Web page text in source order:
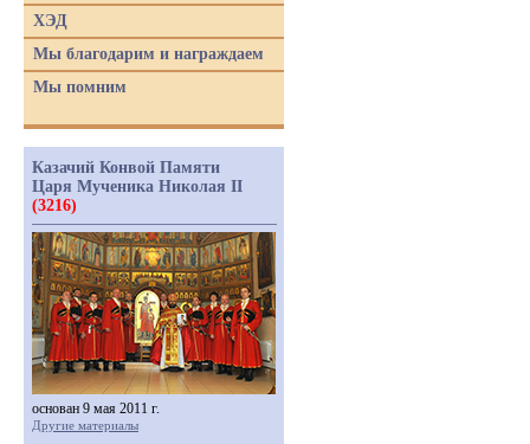
ХЭД
Мы благодарим и награждаем
Мы помним
Казачий Конвой Памяти
Царя Мученика Николая II
(3216)
основан 9 мая 2011 г.
Другие материалы